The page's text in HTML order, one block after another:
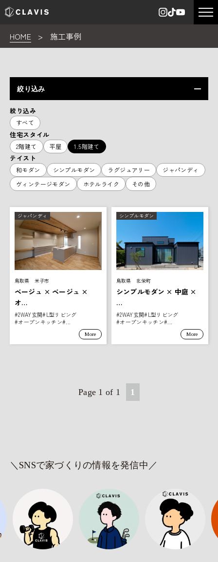
HOME > 施工事例
絞り込み
絞り込み
すべて
住宅スタイル
2階建て 平屋 1.5階建て
テイスト
和モダン シンプルモダン ラグジュアリー
ジャパンディ
ヴィンテージモダン
ホテルライク その他
ジャパンディ
鳥取県 米子市
ベージュ × ベージュ ×
オ…
#2WAY玄関#L型リビング
#オープンキッチン
More
シンプルモダン
鳥取県 北栄町
シンプルモダン × 中庭 ×
…
#2WAY玄関#L型リビング
#オープンキッチン
More
Page 1 of 1 1
＼SNSで家づくりの情報を発信中／